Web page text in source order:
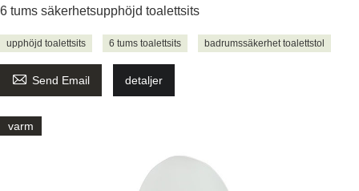
6 tums säkerhetsupphöjd toalettsits
upphöjd toalettsits 6 tums toalettsits badrumssäkerhet toalettstol
 Send Email detaljer
varm